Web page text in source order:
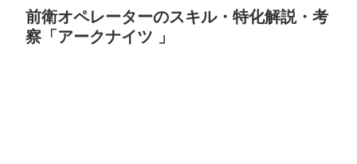
前衛オペレーターのスキル・特化解説・考
察「アークナイツ 」